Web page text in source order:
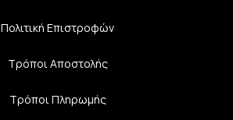
Πολιτική Επιστροφών
Τρόποι Αποστολής
Τρόποι Πληρωμής